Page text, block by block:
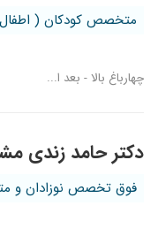
متخصص کودکان (
چهارباغ بالا - بعد ا...
دکتر حامد زندی
فوق تخصص نوزادان و